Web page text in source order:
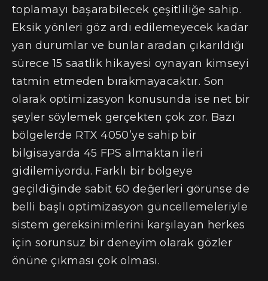
toplamayı başarabilecek çeşitliliğe sahip.
Eksik yönleri göz ardı edilemeyecek kadar
yan durumlar ve bunlar aradan çıkarıldığı
sürece 15 saatlik hikayesi oynayan kimseyi
tatmin etmeden bırakmayacaktır. Son
olarak optimizasyon konusunda ise net bir
şeyler söylemek gerçekten çok zor. Bazı
bölgelerde RTX 4050’ye sahip bir
bilgisayarda 45 FPS almaktan ileri
gidilemiyordu. Farklı bir bölgeye
geçildiğinde sabit 60 değerleri görünse de
belli başlı optimizasyon güncellemeleriyle
sistem gereksinimlerini karşılayan herkes
için sorunsuz bir deneyim olarak gözler
önüne çıkması çok olması.